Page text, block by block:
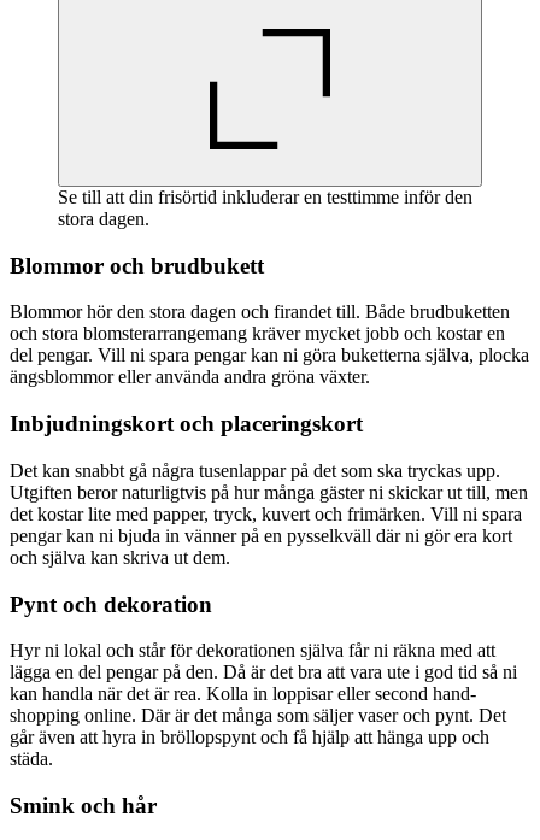
Se till att din frisörtid inkluderar en testtimme inför den
stora dagen.
Blommor och brudbukett
Blommor hör den stora dagen och firandet till. Både brudbuketten
och stora blomsterarrangemang kräver mycket jobb och kostar en
del pengar. Vill ni spara pengar kan ni göra buketterna själva, plocka
ängsblommor eller använda andra gröna växter.
Inbjudningskort och placeringskort
Det kan snabbt gå några tusenlappar på det som ska tryckas upp.
Utgiften beror naturligtvis på hur många gäster ni skickar ut till, men
det kostar lite med papper, tryck, kuvert och frimärken. Vill ni spara
pengar kan ni bjuda in vänner på en pysselkväll där ni gör era kort
och själva kan skriva ut dem.
Pynt och dekoration
Hyr ni lokal och står för dekorationen själva får ni räkna med att
lägga en del pengar på den. Då är det bra att vara ute i god tid så ni
kan handla när det är rea. Kolla in loppisar eller second hand-
shopping online. Där är det många som säljer vaser och pynt. Det
går även att hyra in bröllopspynt och få hjälp att hänga upp och
städa.
Smink och hår